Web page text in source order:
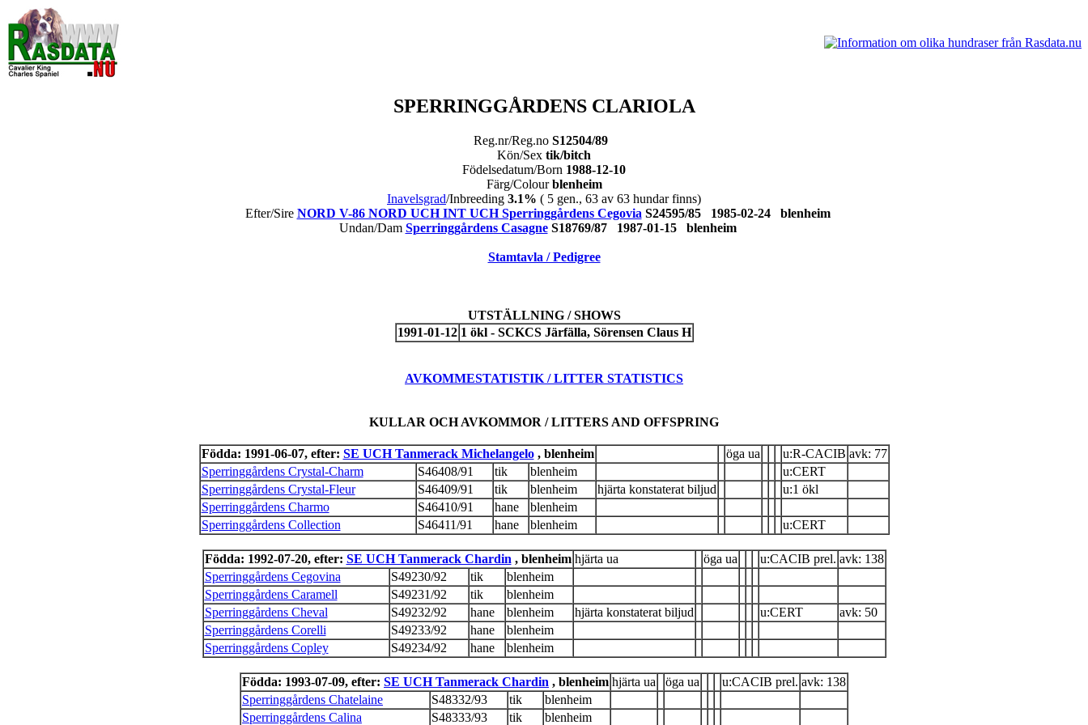
SPERRINGGÅRDENS CLARIOLA
Reg.nr/Reg.no S12504/89
Kön/Sex tik/bitch
Födelsedatum/Born 1988-12-10
Färg/Colourblenheim
Inavelsgrad/Inbreeding 3.1% ( 5 gen., 63 av 63 hundar finns)
Efter/Sire NORD V-86 NORD UCH INT UCH Sperringgårdens Cegovia S24595/85 1985-02-24 blenheim
Undan/Dam Sperringgårdens CasagneS18769/87 1987-01-15 blenheim
Stamtavla / Pedigree
UTSTÄLLNING / SHOWS
1991-01-12 1 ökl - SCKCS Järfälla, Sörensen Claus H
AVKOMMESTATISTIK / LITTER STATISTICS
KULLAR OCH AVKOMMOR / LITTERS AND OFFSPRING
Födda: 1991-06-07, efter: SE UCH Tanmerack Michelangelo, blenheim öga ua u:R-CACIB avk: 77
Sperringgårdens Crystal-Charm
S46408/91 tik blenheim
u:CERT
Sperringgårdens Crystal-Fleur
S46409/91 tik blenheim hjärta konstaterat biljud
u:1 ökl
Sperringgårdens Charmo
S46410/91 hane
blenheim
Sperringgårdens Collection
S46411/91 hane blenheim u:CERT
Födda: 1992-07-20, efter: SE UCH Tanmerack Chardin , blenheim hjärta ua öga ua u:CACIB prel. avk: 138
Sperringgårdens Cegovina
S49230/92 tik
blenheim
Sperringgårdens Caramell
S49231/92 tik
blenheim
Sperringgårdens Cheval
S49232/92 hane blenheim hjärta konstaterat biljud u:CERT
avk: 50
Sperringgårdens Corelli
S49233/92 hane
blenheim
Sperringgårdens Copley
S49234/92 hane blenheim
Födda: 1993-07-09, efter: SE UCH Tanmerack Chardin , blenheim hjärta ua öga ua u:CACIB prel. avk: 138
Sperringgårdens Chatelaine
S48332/93 tik
blenheim
Sperringgårdens Calina
S48333/93 tik blenheim